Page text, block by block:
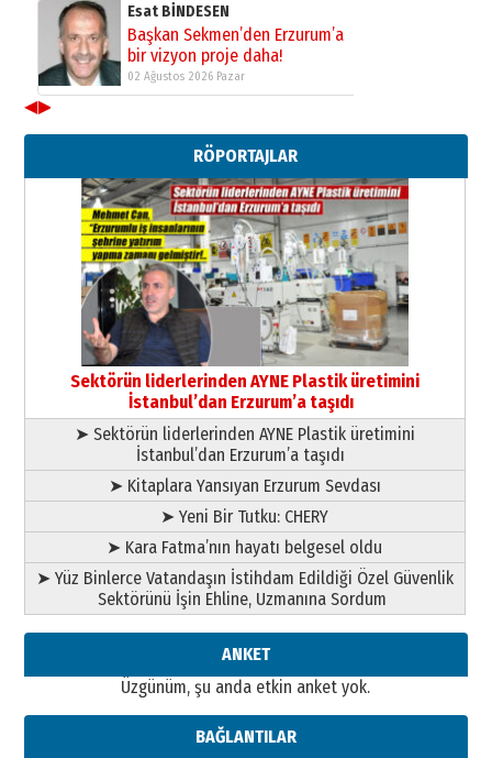
Esat BİNDESEN
Başkan Sekmen’den Erzurum’a
bir vizyon proje daha!
02 Ağustos 2026 Pazar
Erzurumspor’un köşe taşları
29 Haziran 2026 Pazartesi
Kenan GÜLERCİ
Murat Şahsuvaroğlu ERKON’da
çıtayı yukarı taşırken,
yönetimdekiler aşağı
çekmemeli!
17 Şubat 2026 SalıOrhan BOZKURT
Bir fotoğraf, bir şehir, bir
gazeteci… Dizginler kimin
elinde?
A. Berhan Yılmaz
BİR BÖLÜM DEĞİL, BİR ÖMÜR
SEÇİYORSUNUZ… “NEDEN
ATATÜRK ÜNİVERSİTESİ?”
28 Temmuz 2026 Salı
Ahmet Gökhan YAZICI
Ahmed Yesevi’den bir Alperen…
”Reisimiz” idi… Hakka yürüdü.!
26 Mart 2026 Perşembe
gönül adamı Faruk Terzioğlu!
◀▶
RÖPORTAJLAR
Sektörün liderlerinden AYNE Plastik üretimini
İstanbul’dan Erzurum’a taşıdı
➤ Sektörün liderlerinden AYNE Plastik üretimini
İstanbul’dan Erzurum’a taşıdı
➤ Kitaplara Yansıyan Erzurum Sevdası
➤ Yeni Bir Tutku: CHERY
➤ Kara Fatma’nın hayatı belgesel oldu
➤ Yüz Binlerce Vatandaşın İstihdam Edildiği Özel Güvenlik
Sektörünü İşin Ehline, Uzmanına Sordum
ANKET
Üzgünüm, şu anda etkin anket yok.
BAĞLANTILAR